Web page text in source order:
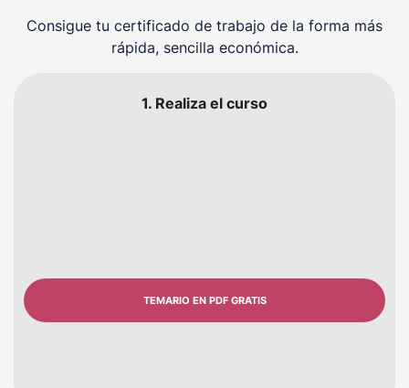
Consigue tu certificado de trabajo de la forma más
rápida, sencilla económica.
1. Realiza el curso
TEMARIO EN PDF GRATIS